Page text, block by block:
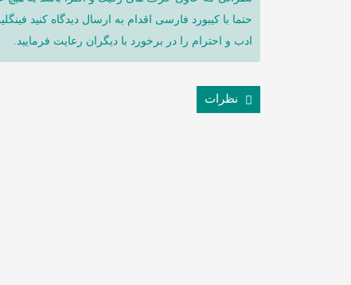
حتما با کیبورد فارسی اقدام به ارسال دیدگاه کنید
ادب و احترام را در برخورد با دیگران رعایت فرمایید.
نظرات